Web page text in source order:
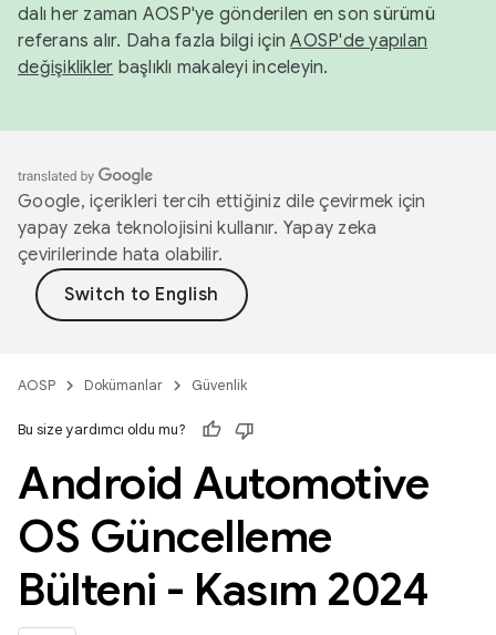
dalı her zaman AOSP'ye gönderilen en son sürümü
referans alır. Daha fazla bilgi içinAOSP'de yapılan
değişiklikler başlıklı makaleyi inceleyin.
Google, içerikleri tercih ettiğiniz dile çevirmek için
yapay zeka teknolojisini kullanır. Yapay zeka
çevirilerinde hata olabilir.
AOSP Dokümanlar Güvenlik
Bu size yardımcı oldu mu?
Android Automotive
OS Güncelleme
Bülteni - Kasım 2024